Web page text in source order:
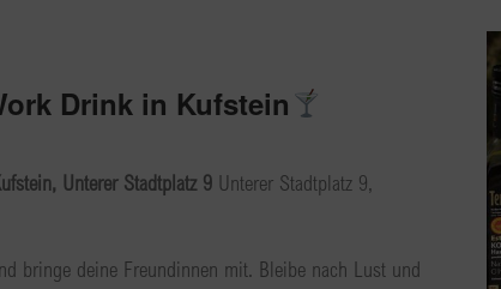
Drink in Kufstein
Unterer Stadtplatz 9 Unterer Stadtplatz 9,
bringe deine Freundinnen mit. Bleibe nach Lust und